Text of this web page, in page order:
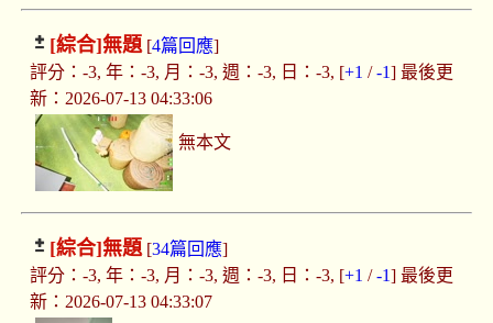
[綜合]無題[4篇回應]
評分：-3, 年：-3, 月：-3, 週：-3, 日：-3, [+1 /-1] 最後更
新：2026-07-13 04:33:06
無本文
[綜合]無題[34篇回應]
評分：-3, 年：-3, 月：-3, 週：-3, 日：-3, [+1 /-1] 最後更
新：2026-07-13 04:33:07